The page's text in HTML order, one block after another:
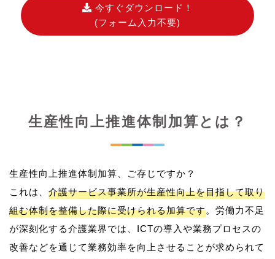
今すぐダウンロード！
(フォーム入力不要)
生産性向上推進体制加算とは？
生産性向上推進体制加算、ご存じですか？
これは、 介護サービス事業所が生産性向上を目指して取り
組む体制を整備した際に受けられる加算です。労働力不足
が深刻化する介護業界では、ICTの導入や業務プロセスの
改善などを通じて業務効率を向上させることが求められて